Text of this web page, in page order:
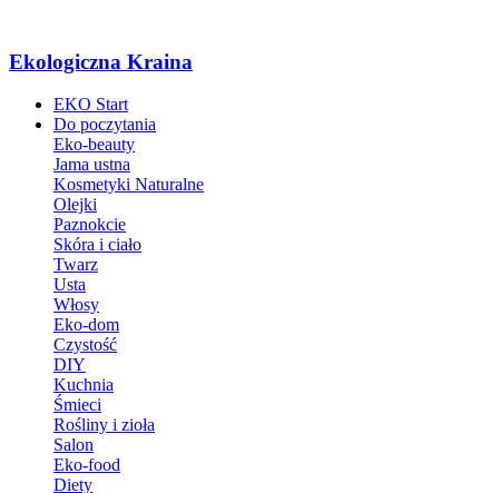
Ekologiczna Kraina
EKO Start
Do poczytania
Eko-beauty
Jama ustna
Kosmetyki Naturalne
Olejki
Paznokcie
Skóra i ciało
Twarz
Usta
Włosy
Eko-dom
Czystość
DIY
Kuchnia
Śmieci
Rośliny i zioła
Salon
Eko-food
Diety